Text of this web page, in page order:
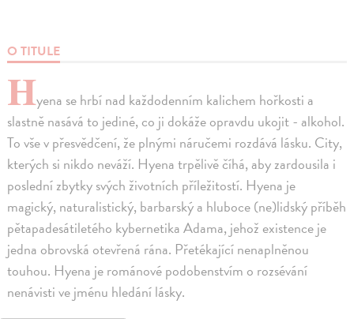
O TITULE
Hyena se hrbí nad každodenním kalichem hořkosti a
slastně nasává to jediné, co ji dokáže opravdu ukojit - alkohol.
To vše v přesvědčení, že plnými náručemi rozdává lásku. City,
kterých si nikdo neváží. Hyena trpělivě číhá, aby zardousila i
poslední zbytky svých životních příležitostí. Hyena je
magický, naturalistický, barbarský a hluboce (ne)lidský příběh
pětapadesátiletého kybernetika Adama, jehož existence je
jedna obrovská otevřená rána. Přetékající nenaplněnou
touhou. Hyena je románové podobenstvím o rozsévání
nenávisti ve jménu hledání lásky.